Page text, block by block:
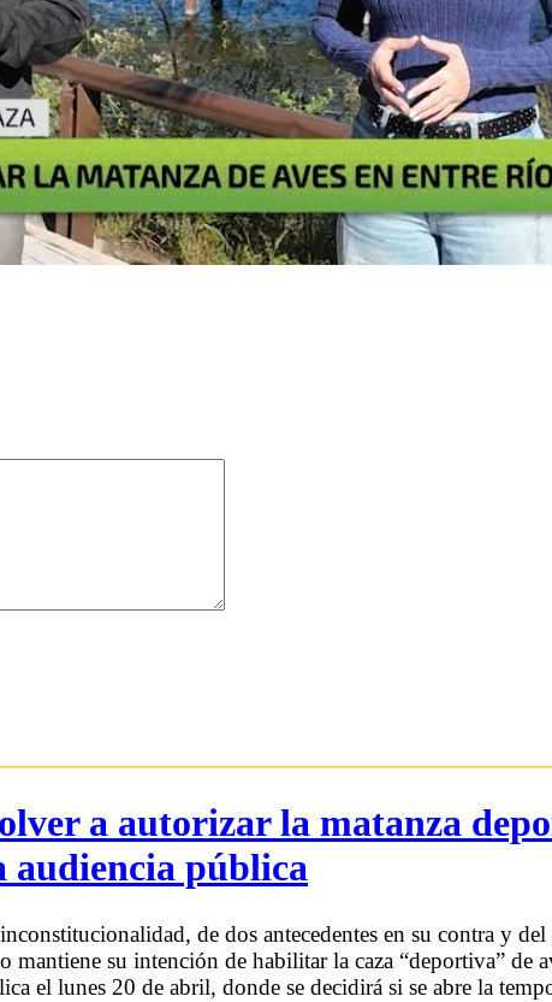
a autorizar la matanza
audiencia pública
de dos antecedentes en su contra y
mantiene su intención de habilitar la caza “deportiva” de
el lunes 20 de abril, donde se decidirá si se abre la